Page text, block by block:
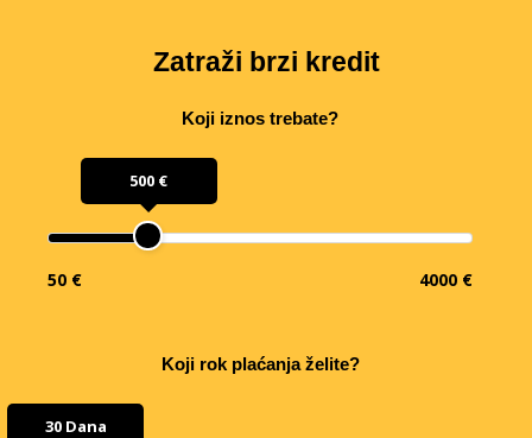
Zatraži brzi kredit
Koji iznos trebate?
500 €
50 € 4000 €
Koji rok plaćanja želite?
30 Dana